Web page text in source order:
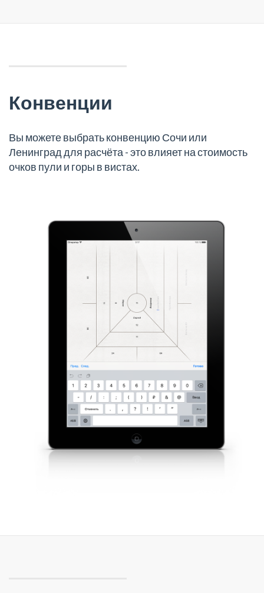
Конвенции
Вы можете выбрать конвенцию Сочи или
Ленинград для расчёта - это влияет на стоимость
очков пули и горы в вистах.